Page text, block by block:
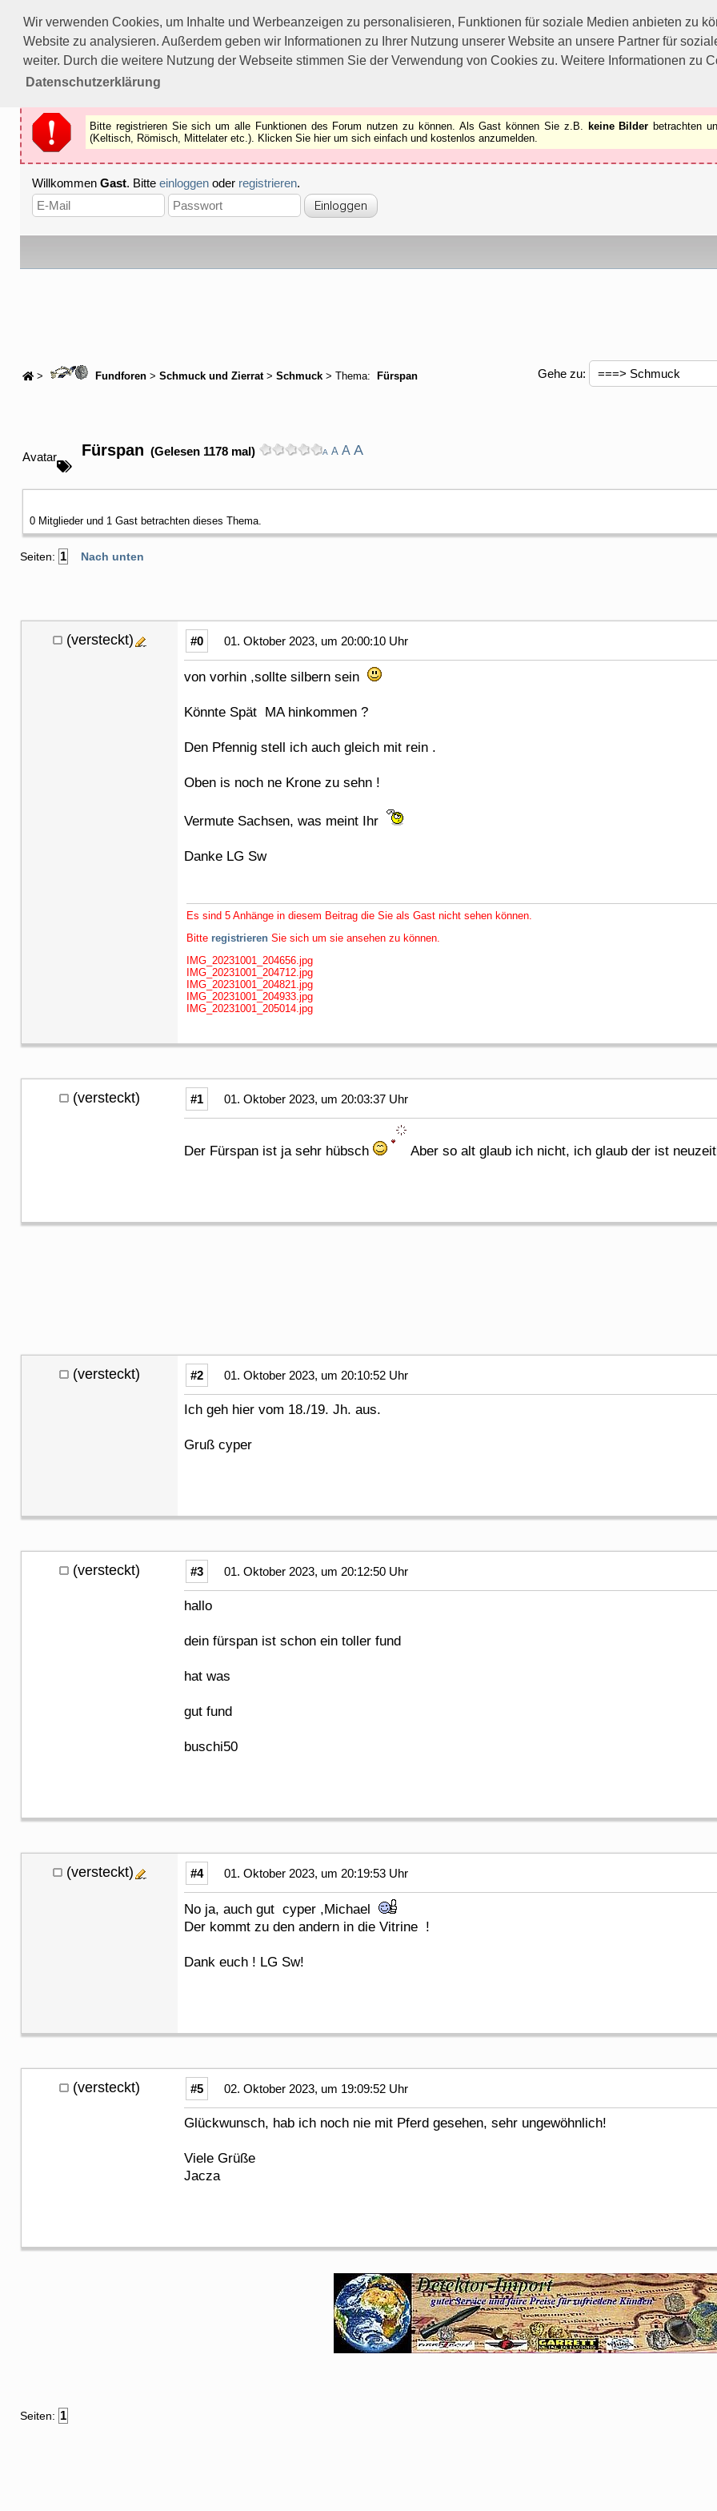
Wir verwenden Cookies, um Inhalte und Werbeanzeigen zu personalisieren, Funktionen für soziale Medien anbieten zu
Website zu analysieren. Außerdem geben wir Informationen zu Ihrer Nutzung unserer Website an unsere Partner für
weiter. Durch die weitere Nutzung der Webseite stimmen Sie der Verwendung von Cookies zu. Weitere Informationen zu
Datenschutzerklärung
Bitte registrieren Sie sich um alle Funktionen des Forums nutzen zu können.
Als Gast können Sie z.B.keine Bilderbetrachten.
Registrieren
Schliessen
Bitte registrieren Sie sich um alle Funktionen des Forum nutzen zu können. Als Gast können Sie z.B. keine Bilder betrachten
(Keltisch, Römisch, Mittelater etc.). Klicken Sie hier um sich einfach und kostenlos anzumelden.
Willkommen Gast. Bitte einloggen oder registrieren.
> Fundforen > Schmuck und Zierrat> Schmuck > Thema: Fürspan Gehe zu:
Avatar Fürspan (Gelesen 1178 mal) A A A A
0 Mitglieder und 1 Gast betrachten dieses Thema.
Seiten: 1 Nach unten
(versteckt) #0 01. Oktober 2023, um 20:00:10 Uhr
von vorhin ,sollte silbern sein
Könnte Spät MA hinkommen ?
Den Pfennig stell ich auch gleich mit rein .
Oben is noch ne Krone zu sehn !
Vermute Sachsen, was meint Ihr
Danke LG Sw
Es sind 5 Anhänge in diesem Beitrag die Sie als Gast nicht sehen können.
Bitte registrieren Sie sich um sie ansehen zu können.
IMG_20231001_204656.jpg
IMG_20231001_204712.jpg
IMG_20231001_204821.jpg
IMG_20231001_204933.jpg
IMG_20231001_205014.jpg
(versteckt) #1 01. Oktober 2023, um 20:03:37 Uhr
Der Fürspan ist ja sehr hübsch Aber so alt glaub ich nicht, ich glaub der ist
(versteckt) #2 01. Oktober 2023, um 20:10:52 Uhr
Ich geh hier vom 18./19. Jh. aus.
Gruß cyper
(versteckt) #3 01. Oktober 2023, um 20:12:50 Uhr
hallo
dein fürspan ist schon ein toller fund
hat was
gut fund
buschi50
(versteckt) #4 01. Oktober 2023, um 20:19:53 Uhr
No ja, auch gut cyper ,Michael
Der kommt zu den andern in die Vitrine !
Dank euch ! LG Sw!
(versteckt) #5 02. Oktober 2023, um 19:09:52 Uhr
Glückwunsch, hab ich noch nie mit Pferd gesehen, sehr ungewöhnlich!
Viele Grüße
Jacza
Seiten: 1